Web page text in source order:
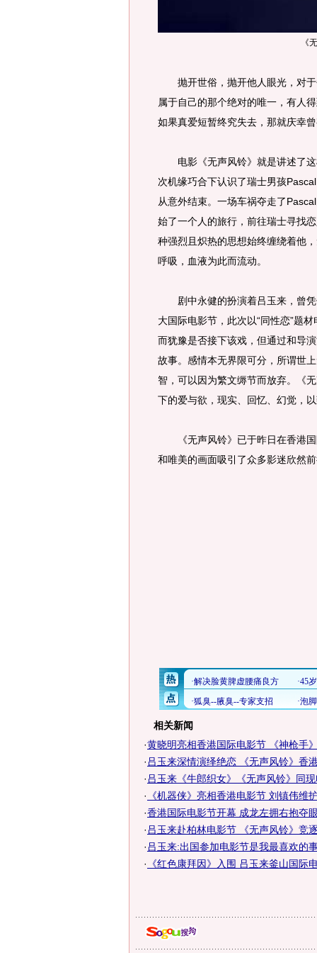
《
抛开世俗，抛开他人眼光，对于
属于自己的那个绝对的唯一，有人
如果真爱短暂终究失去，那就庆幸
电影《无声风铃》就是讲述了这
次机缘巧合下认识了瑞士男孩
从意外结束。一场车祸夺走了
始了一个人的旅行，前往瑞士寻找
种强烈且炽热的思想始终缠绕着他
呼吸，血液为此而流动。
剧中永健的扮演着吕玉来，曾凭
大国际电影节，此次以“同性恋”题
而犹豫是否接下该戏，但通过和导
故事。感情本无界限可分，所谓世
智，可以因为繁文缛节而放弃。《
下的爱与欲，现实、回忆、幻觉，
《无声风铃》已于昨日在香港国
和唯美的画面吸引了众多影迷欣然
相关新闻
·黄晓明亮相香港国际电影节 《神枪手
· 吕玉来深情演绎绝恋 《无声风铃》香
· 吕玉来《牛郎织女》《无声风铃》同
·
《机器侠》亮相香港电影节 刘镇伟维
·香港国际电影节开幕 成龙左拥右抱夺
· 吕玉来赴柏林电影节 《无声风铃》竞
· 吕玉来:出国参加电影节是我最喜欢的
·
《红色康拜因》入围 吕玉来釜山国际